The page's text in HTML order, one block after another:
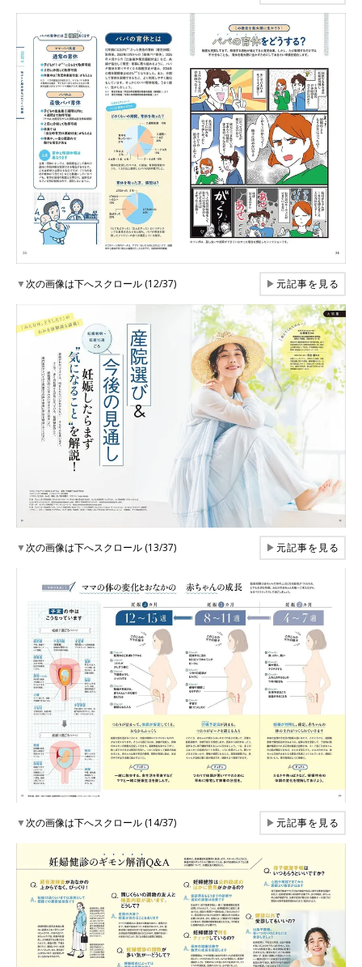
▼次の画像は下へスクロール (12/37) ▶元記事を見る
▼次の画像は下へスクロール (13/37) ▶元記事を見る
▼次の画像は下へスクロール (14/37) ▶元記事を見る